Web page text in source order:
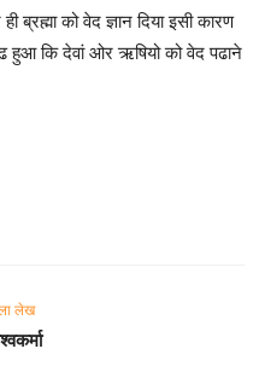
ब्रह्मा को वेद ज्ञान दिया इसी कारण
हुआ कि देवां ओर ऋषियो को वेद पढाने
लेख